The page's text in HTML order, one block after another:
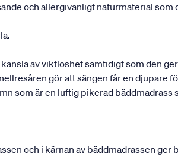
och allergivänligt naturmaterial
av viktlöshet samtidigt som den
gör att sängen får en
som är en luftig pikerad
och i kärnan av bäddmadrassen